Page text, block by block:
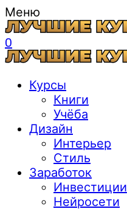
Меню
0
Курсы
Книги
Учёба
Дизайн
Интерьер
Стиль
Заработок
Инвестиции
Нейросети